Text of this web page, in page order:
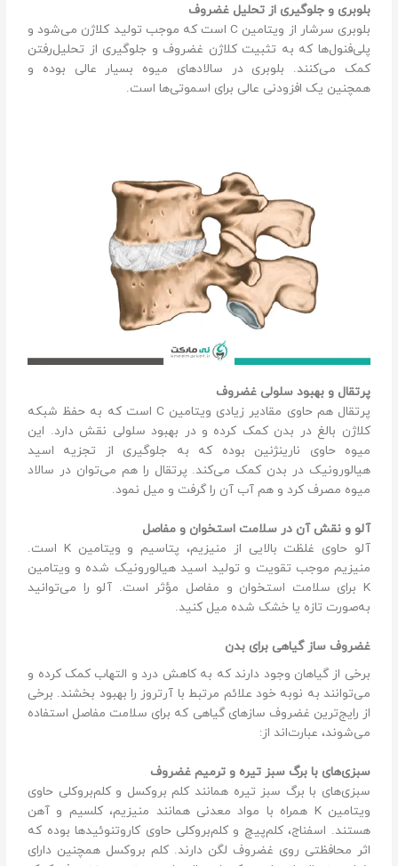
بلوبری و جلوگیری از تحلیل غضروف
بلوبری سرشار از ویتامین C است که موجب تولید کلاژن می‌شود و
پلی‌فنول‌ها که به تثبیت کلاژن غضروف و جلوگیری از تحلیل‌رفتن
کمک می‌کنند. بلوبری در سالادهای میوه بسیار عالی بوده و
همچنین یک افزودنی عالی برای اسموتی‌ها است.
پرتقال و بهبود سلولی غضروف
پرتقال هم حاوی مقادیر زیادی ویتامین C است که به حفظ شبکه
کلاژن بالغ در بدن کمک کرده و در بهبود سلولی نقش دارد. این
میوه حاوی نارینژنین بوده که به جلوگیری از تجزیه اسید
هیالورونیک در بدن کمک می‌کند. پرتقال را هم می‌توان در سالاد
میوه مصرف کرد و هم آب آن را گرفت و میل نمود.
آلو و نقش آن در سلامت استخوان و مفاصل
آلو حاوی غلظت بالایی از منیزیم، پتاسیم و ویتامین K است.
منیزیم موجب تقویت و تولید اسید هیالورونیک شده و ویتامین
K برای سلامت استخوان و مفاصل مؤثر است. آلو را می‌توانید
به‌صورت تازه یا خشک شده میل کنید.
غضروف ساز گیاهی برای بدن
برخی از گیاهان وجود دارند که به کاهش درد و التهاب کمک کرده و
می‌توانند به نوبه خود علائم مرتبط با آرتروز را بهبود بخشند. برخی
از رایج‌ترین غضروف سازهای گیاهی که برای سلامت مفاصل استفاده
می‌شوند، عبارت‌اند از:
سبزی‌های با برگ سبز تیره و ترمیم غضروف
سبزی‌های با برگ سبز تیره همانند کلم بروکسل و کلم‌بروکلی حاوی
ویتامین K همراه با مواد معدنی همانند منیزیم، کلسیم و آهن
هستند. اسفناج، کلم‌پیچ و کلم‌بروکلی حاوی کاروتنوئیدها بوده که
اثر محافظتی روی غضروف لگن دارند. کلم بروکسل همچنین دارای